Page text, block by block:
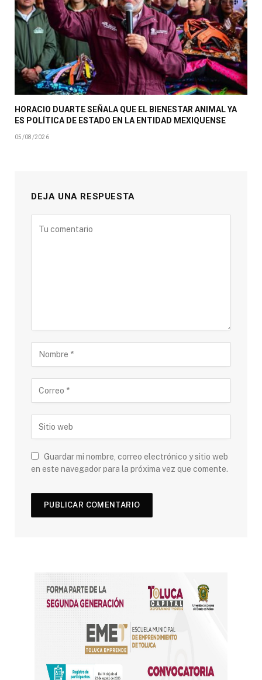
HORACIO DUARTE SEÑALA QUE EL BIENESTAR ANIMAL YA
ES POLÍTICA DE ESTADO EN LA ENTIDAD MEXIQUENSE
05/08/2026
DEJA UNA RESPUESTA
Guardar mi nombre, correo electrónico y sitio web
en este navegador para la próxima vez que comente.